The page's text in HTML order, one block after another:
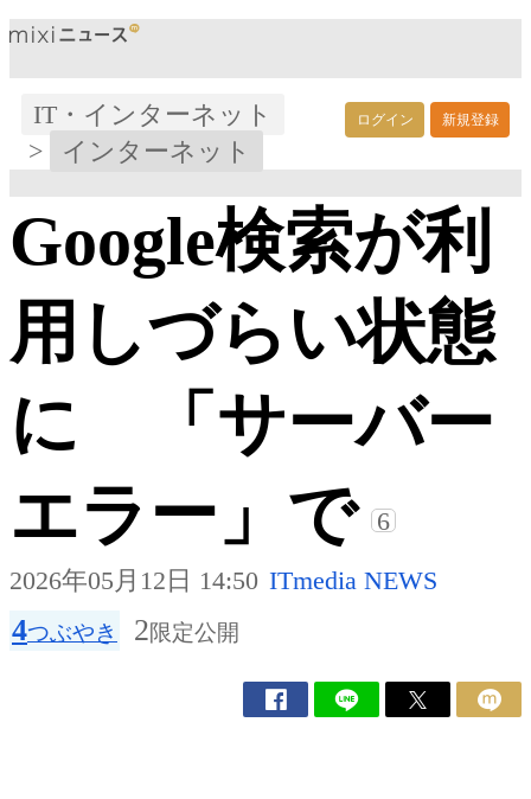
ログイン 新規登録
IT・インターネット
>
インターネット
Google検索が利
用しづらい状態
に 「サーバー
エラー」で
6
2026年05月12日 14:50 ITmedia NEWS
4つぶやき 2限定公開